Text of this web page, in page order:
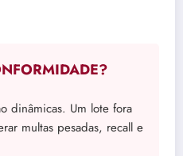
dinâmicas. Um lote fora
multas pesadas, recall e